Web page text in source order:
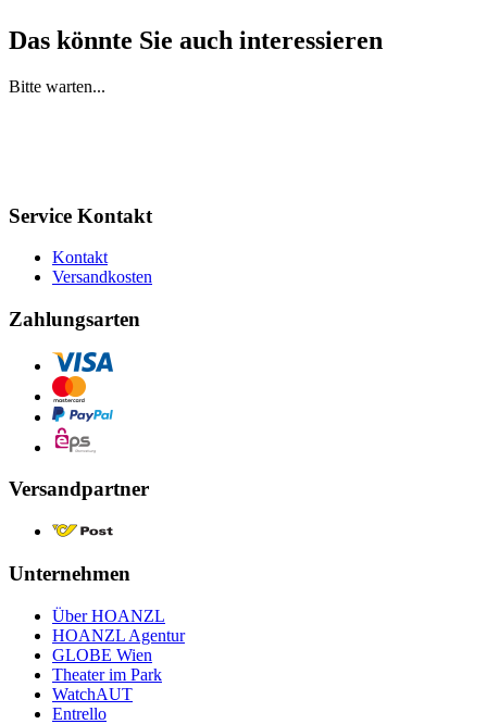
Das könnte Sie auch interessieren
Bitte warten...
Service Kontakt
Kontakt
Versandkosten
Zahlungsarten
Versandpartner
Unternehmen
Über HOANZL
HOANZL Agentur
GLOBE Wien
Theater im Park
WatchAUT
Entrello